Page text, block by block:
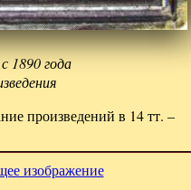
1890 года
произведений в 14 тт. –
изображение